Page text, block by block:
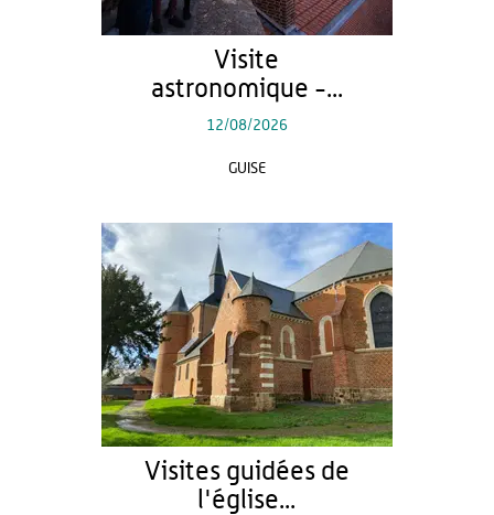
Visite
astronomique -...
12/08/2026
GUISE
Visites guidées de
l'église...